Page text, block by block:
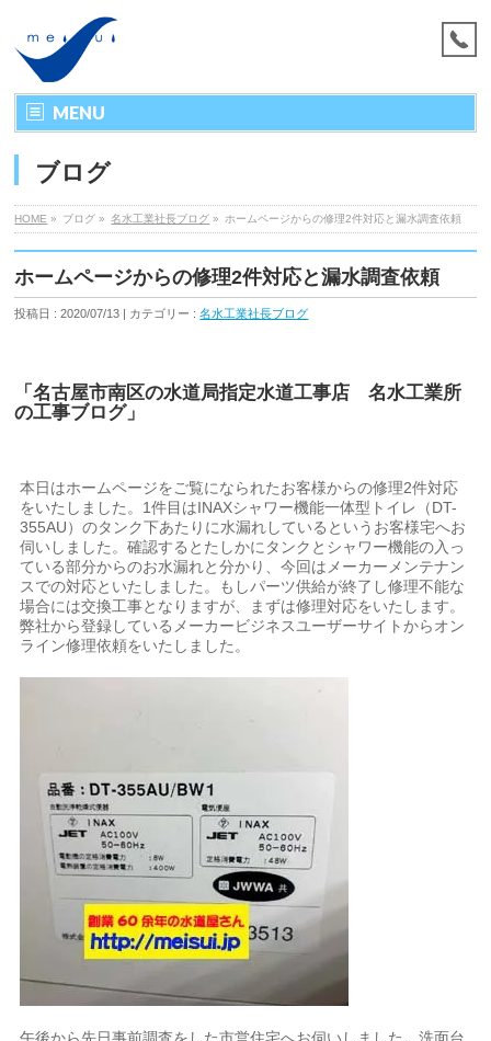
MENU
ブログ
HOME » ブログ » 名水工業社長ブログ » ホームページからの修理2件対応と漏水調査依頼
ホームページからの修理2件対応と漏水調査依頼
投稿日 : 2020/07/13 | カテゴリー :名水工業社長ブログ
「名古屋市南区の水道局指定水道工事店 名水工業所
の工事ブログ」
本日はホームページをご覧になられたお客様からの修理2件対応
をいたしました。1件目はINAXシャワー機能一体型トイレ（DT-
355AU）のタンク下あたりに水漏れしているというお客様宅へお
伺いしました。確認するとたしかにタンクとシャワー機能の入っ
ている部分からのお水漏れと分かり、今回はメーカーメンテナン
スでの対応といたしました。もしパーツ供給が終了し修理不能な
場合には交換工事となりますが、まずは修理対応をいたします。
弊社から登録しているメーカービジネスユーザーサイトからオン
ライン修理依頼をいたしました。